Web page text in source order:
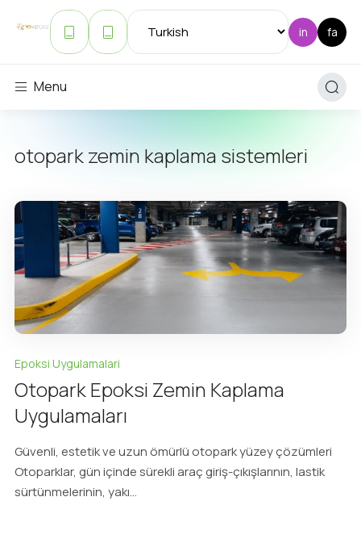
Menu
otopark zemin kaplama sistemleri
Epoksi Uygulamalari
Otopark Epoksi Zemin Kaplama
Uygulamaları
Güvenli, estetik ve uzun ömürlü otopark yüzey çözümleri
Otoparklar, gün içinde sürekli araç giriş-çıkışlarının, lastik
sürtünmelerinin, yakı...